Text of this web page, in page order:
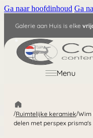
Ga naar hoofdinhoud Ga
Galerie aan Huis is elke
NL
Menu
/Ruimtelijke keramiek/Wim
delen met perspex prisma's